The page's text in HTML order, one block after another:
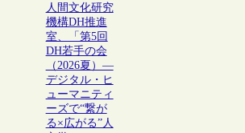
人間文化研究
機構DH推進
室、「第5回
DH若手の会
（2026夏）―
デジタル・ヒ
ューマニティ
ーズで“繋が
る×広がる”人